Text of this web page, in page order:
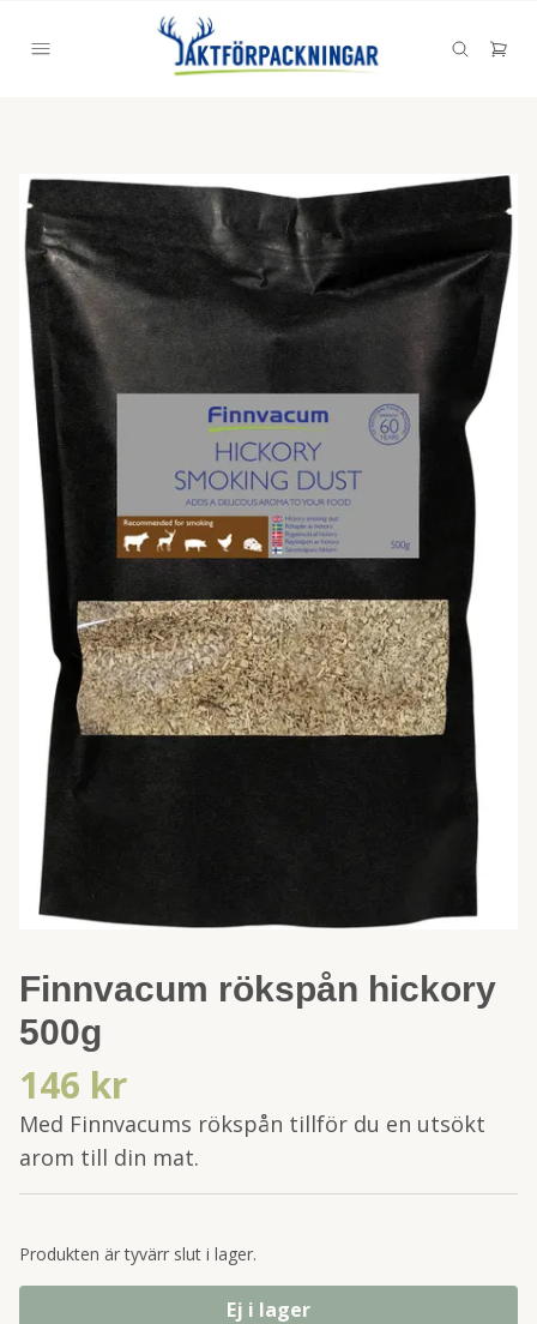
Finnvacum rökspån hickory
500g
146 kr
Med Finnvacums rökspån tillför du en utsökt
arom till din mat.
Produkten är tyvärr slut i lager.
Ej i lager